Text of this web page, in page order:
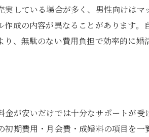
している場合が多く、男性向けはマ
成の内容が異なることがあります。
、無駄のない費用負担で効率的に婚
が安いだけでは十分なサポートが受
期費用・月会費・成婚料の項目を一